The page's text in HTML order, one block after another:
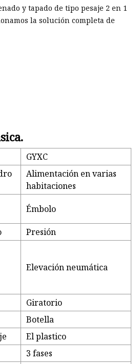
y tapado de tipo pesaje 2 en 1
la solución completa de
GYXC
Alimentación en varias
habitaciones
Émbolo
Presión
Elevación neumática
Giratorio
Botella
El plastico
3 fases